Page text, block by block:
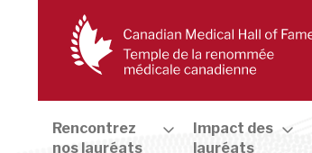
Rencontrez
nos lauréats
Impact des
lauréats